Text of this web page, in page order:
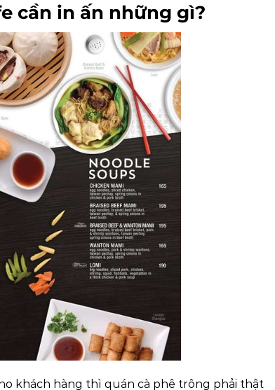
cần in ấn những gì?
khách hàng thì quán cà phê trông phải thật